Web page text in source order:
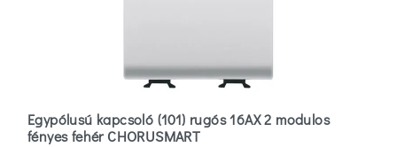
Egypólusú kapcsoló (101) rugós 16AX 2 modulos
fényes fehér CHORUSMART